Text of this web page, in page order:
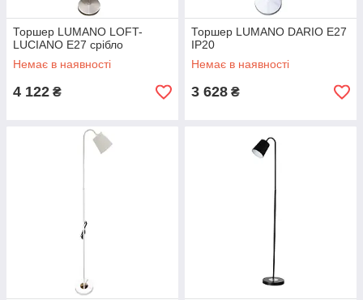
Торшер LUMANO LOFT-
LUCIANO E27 срібло
Немає в наявності
4 122 ₴
Торшер LUMANO DARIO E27
IP20
Немає в наявності
3 628 ₴